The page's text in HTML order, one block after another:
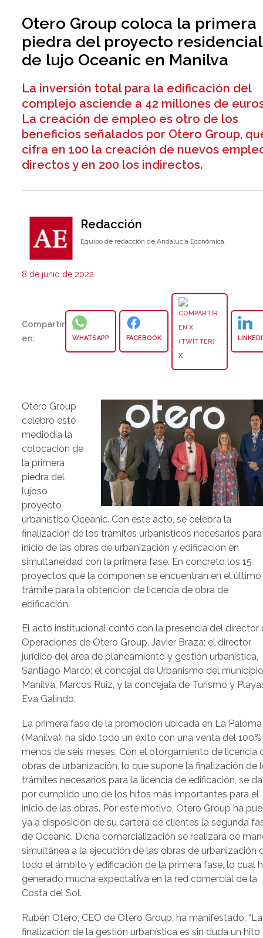
Otero Group coloca la primera
piedra del proyecto residencial
de lujo Oceanic en Manilva
La inversión total para la edificación del
complejo asciende a 42 millones de
La creación de empleo es otro de los
beneficios señalados por Otero Group,
cifra en 100 la creación de nuevos
directos y en 200 los indirectos.
Redacción
Equipo de redacción de Andalucía Económica.
8 de junio de 2022
Compartir
en:
WHATSAPP FACEBOOK
X
Otero Group
celebró este
mediodía la
colocación de
la primera
piedra del
lujoso
proyecto
urbanístico Oceanic. Con este acto, se celebra la
finalización de los trámites urbanísticos necesarios
inicio de las obras de urbanización y edificación en
simultaneidad con la primera fase. En concreto los 15
proyectos que la componen se encuentran en el último
trámite para la obtención de licencia de obra de
edificación.
El acto institucional contó con la presencia del director
Operaciones de Otero Group, Javier Braza; el director
jurídico del área de planeamiento y gestión urbanística,
Santiago Marco; el concejal de Urbanismo del
Manilva, Marcos Ruiz, y la concejala de Turismo y
Eva Galindo.
La primera fase de la promoción ubicada en La Paloma
(Manilva), ha sido todo un éxito con una venta del 100%
menos de seis meses. Con el otorgamiento de licencia
obras de urbanización, lo que supone la finalización de
trámites necesarios para la licencia de edificación, se da
por cumplido uno de los hitos más importantes para el
inicio de las obras. Por este motivo, Otero Group ha
ya a disposición de su cartera de clientes la segunda
de Oceanic. Dicha comercialización se realizará de
simultánea a la ejecución de las obras de urbanización
todo el ámbito y edificación de la primera fase, lo cual
generado mucha expectativa en la red comercial de la
Costa del Sol.
Rubén Otero, CEO de Otero Group, ha manifestado: “La
finalización de la gestión urbanística es sin duda un hito